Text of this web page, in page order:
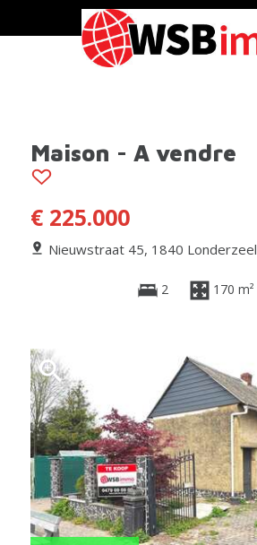
Maison - A vendre
€ 225.000
Nieuwstraat 45, 1840 Londerzeel
2 170 m²